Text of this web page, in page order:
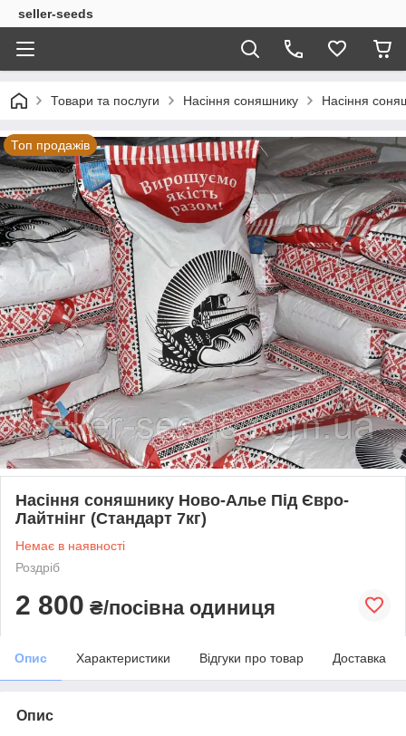
seller-seeds
Товари та послуги Насіння соняшнику Насіння
Топ продажів
Насіння соняшнику Ново-Алье Під Євро-
Лайтнінг (Стандарт 7кг)
Немає в наявності
Роздріб
2 800 ₴/посівна одиниця
Опис Характеристики Відгуки про товар Доставка
Опис